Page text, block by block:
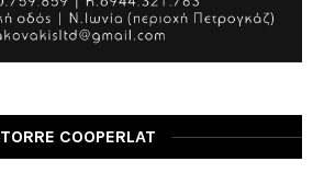
TORRE COOPERLAT